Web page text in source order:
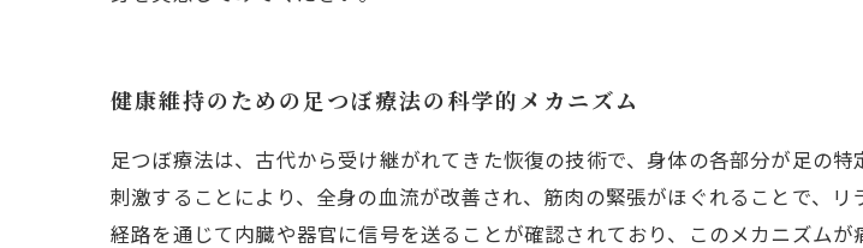
健康維持のための足つぼ療法の科学的メカニズム
足つぼ療法は、古代から受け継がれてきた恢復の技術で、身体の各部分が足の
刺激することにより、全身の血流が改善され、筋肉の緊張がほぐれることで、
経路を通じて内臓や器官に信号を送ることが確認されており、このメカニズム